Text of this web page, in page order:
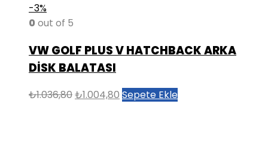
-3%
0 out of 5
VW GOLF PLUS V HATCHBACK ARKA
DİSK BALATASI
₺1.036,80Orijinal
₺1.004,80 Şu
Sepete Ekle